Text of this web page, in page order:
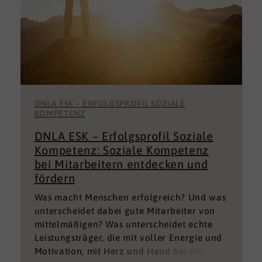
DNLA ESK – ERFOLGSPROFIL SOZIALE
KOMPETENZ
DNLA ESK – Erfolgsprofil Soziale
Kompetenz: Soziale Kompetenz
bei Mitarbeitern entdecken und
fördern
Was macht Menschen erfolgreich? Und was
unterscheidet dabei gute Mitarbeiter von
mittelmäßigen? Was unterscheidet echte
Leistungsträger, die mit voller Energie und
Motivation, mit Herz und Hand bei der